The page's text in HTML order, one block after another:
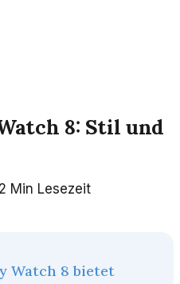
8: Stil und
2 Min Lesezeit
Watch 8 bietet